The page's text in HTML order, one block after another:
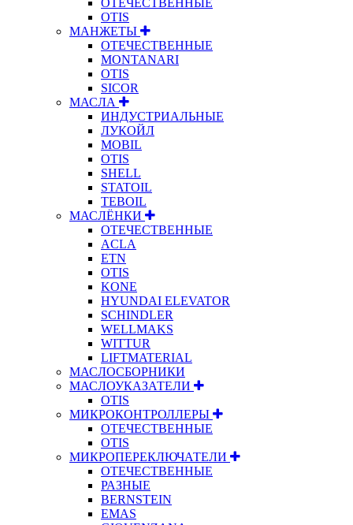
OTIS
МАНЖЕТЫ
ОТЕЧЕСТВЕННЫЕ
MONTANARI
OTIS
SICOR
МАСЛА
ИНДУСТРИАЛЬНЫЕ
ЛУКОЙЛ
MOBIL
OTIS
SHELL
STATOIL
TEBOIL
МАСЛЁНКИ
ОТЕЧЕСТВЕННЫЕ
ACLA
ETN
OTIS
KONE
HYUNDAI ELEVATOR
SCHINDLER
WELLMAKS
WITTUR
LIFTMATERIAL
МАСЛОСБОРНИКИ
МАСЛОУКАЗАТЕЛИ
OTIS
МИКРОКОНТРОЛЛЕРЫ
ОТЕЧЕСТВЕННЫЕ
OTIS
МИКРОПЕРЕКЛЮЧАТЕЛИ
ОТЕЧЕСТВЕННЫЕ
РАЗНЫЕ
BERNSTEIN
EMAS